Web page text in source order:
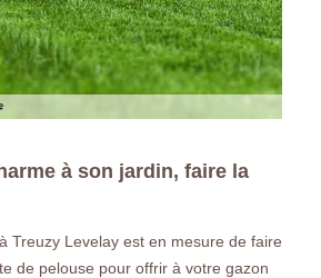
à son jardin, faire la
Treuzy Levelay est en mesure de faire
de pelouse pour offrir à votre gazon